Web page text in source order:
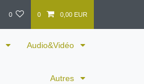
0 0 0,00 EUR
Audio&Vidéo
Autres